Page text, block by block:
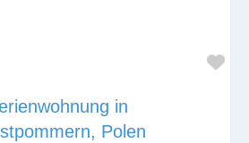
in
Polen